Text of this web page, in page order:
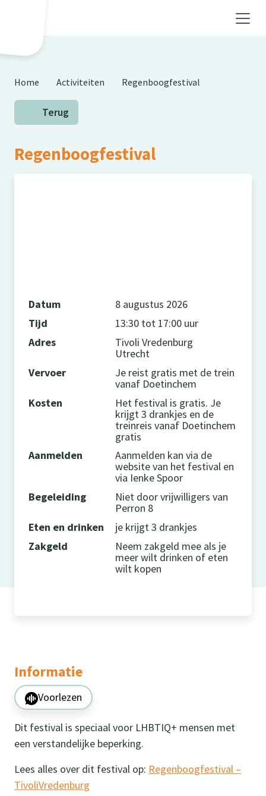
Home Activiteiten Regenboogfestival
Terug
Regenboogfestival
Datum
8 augustus 2026
Tijd
13:30 tot 17:00 uur
Adres
Tivoli Vredenburg
Utrecht
Vervoer
Je reist gratis met de trein
vanaf Doetinchem
Kosten
Het festival is gratis. Je
krijgt 3 drankjes en de
treinreis vanaf Doetinchem
gratis
Aanmelden
Aanmelden kan via de
website van het festival en
via Ienke Spoor
Begeleiding
Niet door vrijwilligers van
Perron 8
Eten en drinken
je krijgt 3 drankjes
Zakgeld
Neem zakgeld mee als je
meer wilt drinken of eten
wilt kopen
Informatie
Voorlezen
Dit festival is speciaal voor LHBTIQ+ mensen met
een verstandelijke beperking.
Lees alles over dit festival op: Regenboogfestival –
TivoliVredenburg